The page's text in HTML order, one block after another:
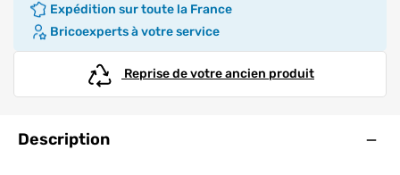
Expédition sur toute la France
Bricoexperts à votre service
Reprise de votre ancien produit
Description